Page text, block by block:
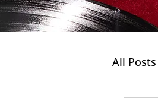
All Posts